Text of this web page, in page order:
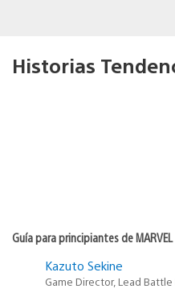
Historias
Guía para principiantes de
Kazuto Sekine
Game Director, Lead